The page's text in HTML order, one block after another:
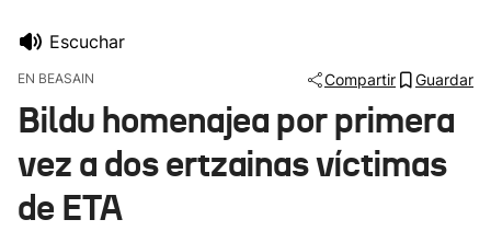
Ikusmiran
Escuchar
EN BEASAIN Compartir Guardar
Bildu homenajea por primera
vez a dos ertzainas víctimas
de ETA